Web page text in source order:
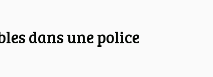
dans une police